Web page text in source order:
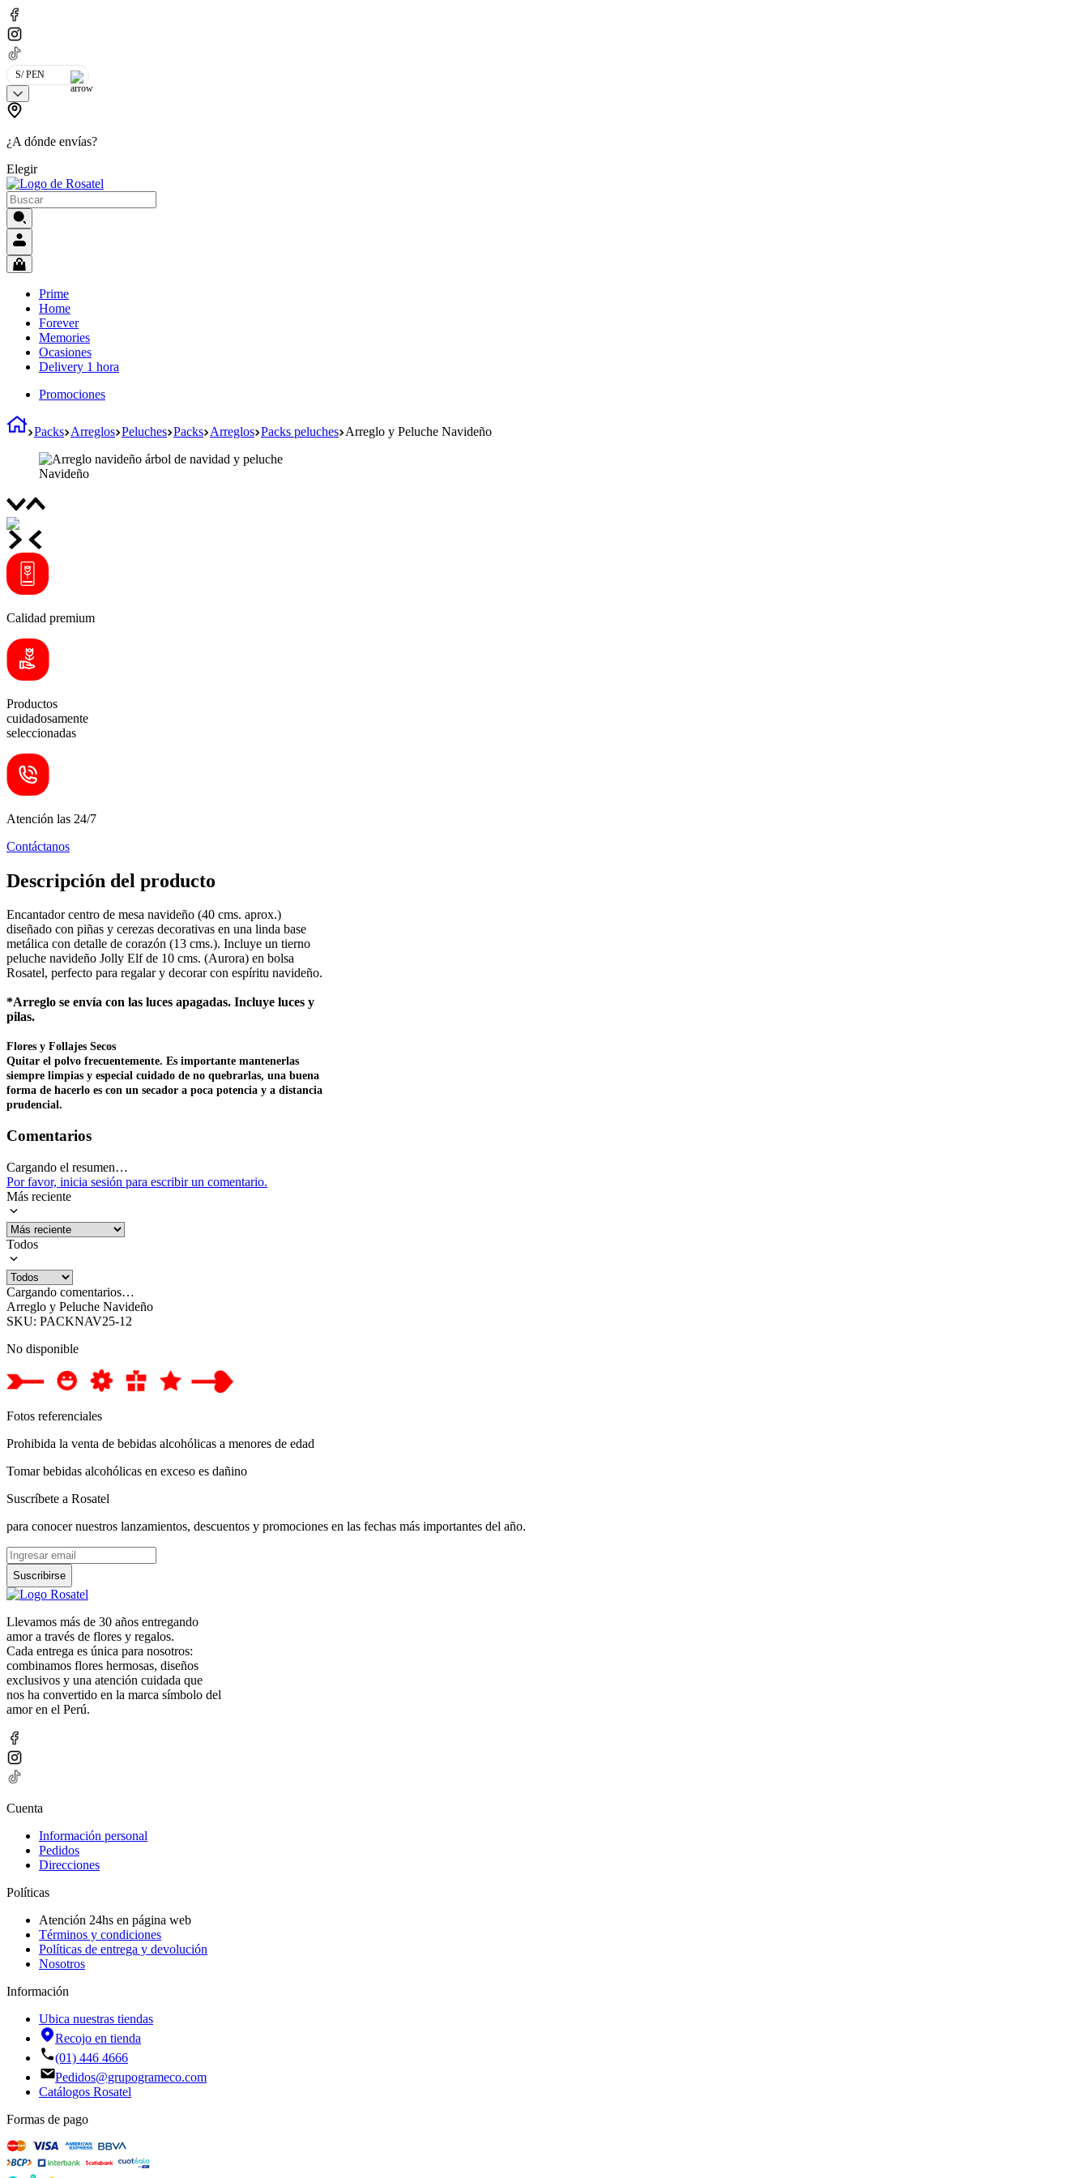
S/ PEN
¿A dónde envías?
Elegir
Prime
Home
Forever
Memories
Ocasiones
Delivery 1 hora
Promociones
Packs Arreglos Peluches Packs Arreglos Packs peluches Arreglo y Peluche Navideño
Calidad premium
Productos
cuidadosamente
seleccionadas
Atención las 24/7
Contáctanos
Descripción del producto
Encantador centro de mesa navideño (40 cms. aprox.)
diseñado con piñas y cerezas decorativas en una linda base
metálica con detalle de corazón (13 cms.). Incluye un tierno
peluche navideño Jolly Elf de 10 cms. (Aurora) en bolsa
Rosatel, perfecto para regalar y decorar con espíritu navideño.
*Arreglo se envía con las luces apagadas. Incluye luces y
pilas.
Flores y Follajes Secos
Quitar el polvo frecuentemente. Es importante mantenerlas
siempre limpias y especial cuidado de no quebrarlas, una buena
forma de hacerlo es con un secador a poca potencia y a distancia
prudencial.
Comentarios
Cargando el resumen…
Por favor, inicia sesión para escribir un comentario.
Más reciente
Todos
Cargando comentarios…
Arreglo y Peluche Navideño
SKU: PACKNAV25-12
No disponible
Fotos referenciales
Prohibida la venta de bebidas alcohólicas a menores de edad
Tomar bebidas alcohólicas en exceso es dañino
Suscríbete a Rosatel
para conocer nuestros lanzamientos, descuentos y promociones en las fechas más importantes del año.
Suscribirse
Llevamos más de 30 años entregando
amor a través de flores y regalos.
Cada entrega es única para nosotros:
combinamos flores hermosas, diseños
exclusivos y una atención cuidada que
nos ha convertido en la marca símbolo del
amor en el Perú.
Cuenta
Información personal
Pedidos
Direcciones
Políticas
Atención 24hs en página web
Términos y condiciones
Políticas de entrega y devolución
Nosotros
Información
Ubica nuestras tiendas
Recojo en tienda
(01) 446 4666
Pedidos@grupogrameco.com
Catálogos Rosatel
Formas de pago